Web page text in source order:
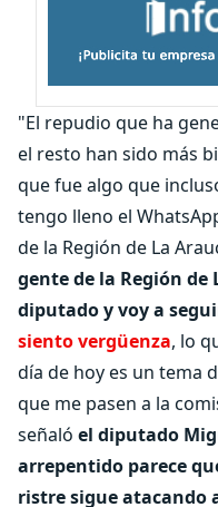
"El repudio que ha
el resto han sido más
que fue algo que
tengo lleno el
de la Región de La
gente de la Región de
diputado y voy a
siento vergüenza, lo
día de hoy es un tema
que me pasen a la
señaló el diputado
arrepentido parece
ristre sigue atacando